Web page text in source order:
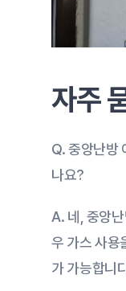
자주
Q. 중앙난방
나요?
A. 네, 중앙
우 가스 사용
가 가능합니